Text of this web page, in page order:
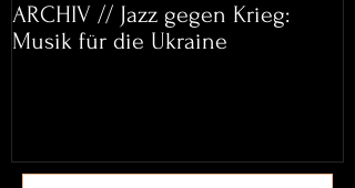
ARCHIV // Jazz gegen Krieg:
Musik für die Ukraine